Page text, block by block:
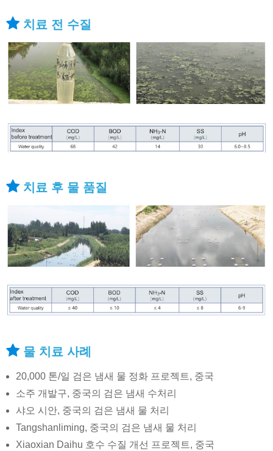
치료 전 수질
치료 후 물 품질
물 치료 사례
20,000 톤/일 검은 냄새 물 정화 프로젝트, 중국
소주 개발구, 중국의 검은 냄새 수처리
샤오 시안, 중국의 검은 냄새 물 처리
Tangshanliming, 중국의 검은 냄새 물 처리
Xiaoxian Daihu 호수 수질 개선 프로젝트, 중국